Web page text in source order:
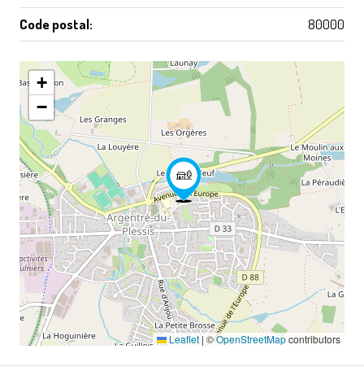
Code postal:
80000
+
−
Leaflet | ©OpenStreetMapcontributors